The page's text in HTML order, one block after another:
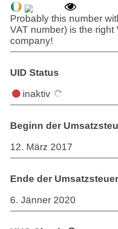
Probably this number
VAT number) is the right
company!
UID Status
inaktiv
Beginn der
12. März 2017
Ende der
6. Jänner 2020